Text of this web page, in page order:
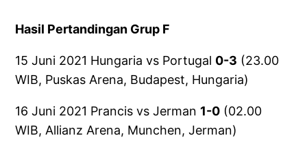
Hasil Pertandingan Grup F
15 Juni 2021 Hungaria vs Portugal 0-3 (23.00
WIB, Puskas Arena, Budapest, Hungaria)
16 Juni 2021 Prancis vs Jerman 1-0 (02.00
WIB, Allianz Arena, Munchen, Jerman)